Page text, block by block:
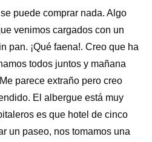
puede comprar nada. Algo
venimos cargados con un
pan. ¡Qué faena!. Creo que ha
todos juntos y mañana
parece extraño pero creo
El albergue está muy
es que hotel de cinco
un paseo, nos tomamos una